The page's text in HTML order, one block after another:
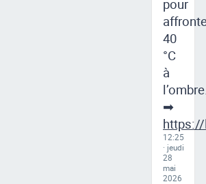
pour
40
°C
à
➡
12:25
· jeudi
28
mai
2026